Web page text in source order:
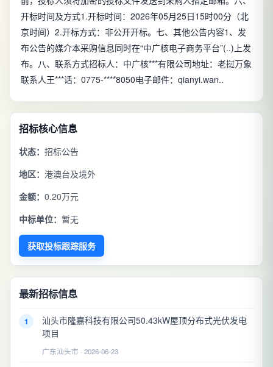
开标时间及方式1.开标时间：2026年05月25日15时00分（北
京时间）2.开标方式：非公开开标。七、其他公告内容1、发
布公告的媒介本采购信息同时在“中广核电子商务平台”(..)上发
布。八、联系方式招标人：中广核***有限公司地址：老挝万象
联系人王***话：0775-****8050电子邮件：qianyi.wan..
招标核心信息
状态： 招标公告
地区： 港澳台及境外
金额： 0.20万元
中标单位： 暂无
获取投标跟踪服务
最新招标信息
1
汕头市隆嘉科技有限公司50.43kW屋顶分布式光伏发电
项目
广东汕头市 · 2026-06-23